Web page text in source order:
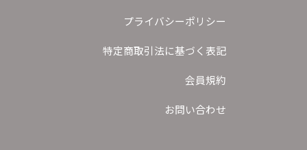
プライバシーポリシー
特定商取引法に基づく表記
会員規約
お問い合わせ